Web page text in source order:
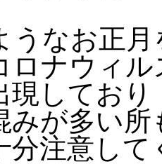
うなお正
ロナウィル
現しており
みが多い
分注意して